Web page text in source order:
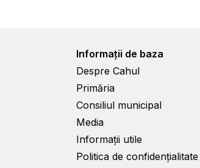
Informații de baza
Despre Cahul
Primăria
Consiliul municipal
Media
Informații utile
Politica de confidențialitate